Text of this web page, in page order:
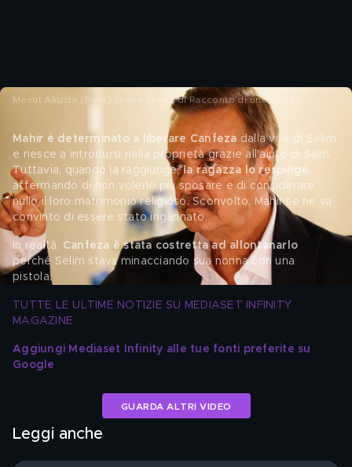
Mesut Akusta (Rasit) in una scena di Racconto di una notte
Mahir è determinato a liberare Canfeza dalla villa di Selim
e riesce a introdursi nella proprietà grazie all'aiuto di Salih.
Tuttavia, quando la raggiunge, la ragazza lo respinge,
affermando di non volerlo più sposare e di considerare
nullo il loro matrimonio religioso. Sconvolto, Mahir se ne va
convinto di essere stato ingannato.
In realtà, Canfeza è stata costretta ad allontanarlo
perché Selim stava minacciando sua nonna con una
pistola.
TUTTE LE ULTIME NOTIZIE SU MEDIASET INFINITY
MAGAZINE
Aggiungi Mediaset Infinity alle tue fonti preferite su
Google
GUARDA ALTRI VIDEO
Leggi anche